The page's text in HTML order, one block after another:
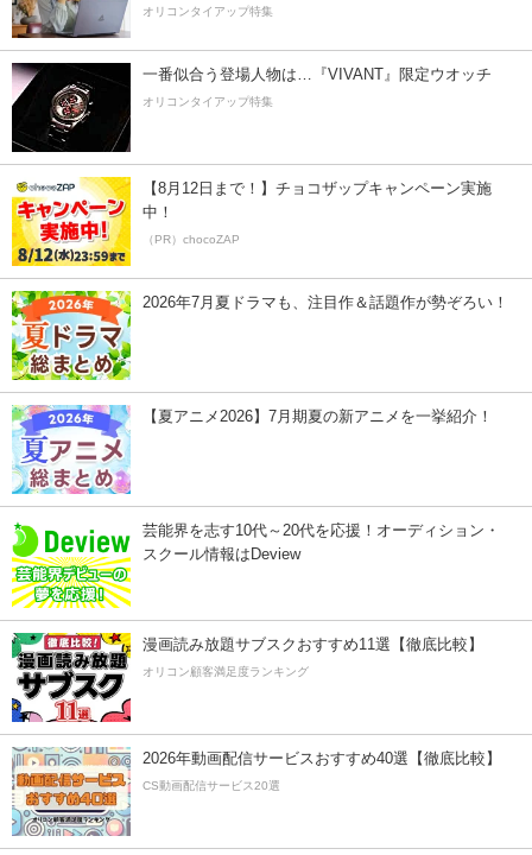
オリコンタイアップ特集
一番似合う登場人物は…『VIVANT』限定ウオッチ
オリコンタイアップ特集
【8月12日まで！】チョコザップキャンペーン実施
中！
（PR）chocoZAP
2026年7月夏ドラマも、注目作＆話題作が勢ぞろい！
【夏アニメ2026】7月期夏の新アニメを一挙紹介！
芸能界を志す10代～20代を応援！オーディション・
スクール情報はDeview
漫画読み放題サブスクおすすめ11選【徹底比較】
オリコン顧客満足度ランキング
2026年動画配信サービスおすすめ40選【徹底比較】
CS動画配信サービス20選